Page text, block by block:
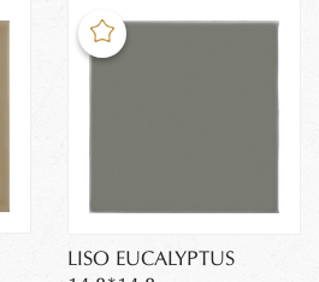
LISO EUCALYPTUS